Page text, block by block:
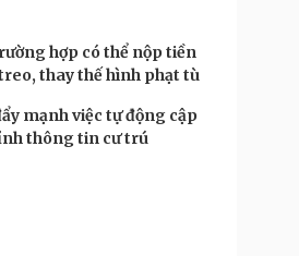
hợp có thể nộp tiền
thay thế hình phạt tù
mạnh việc tự động cập
thông tin cư trú